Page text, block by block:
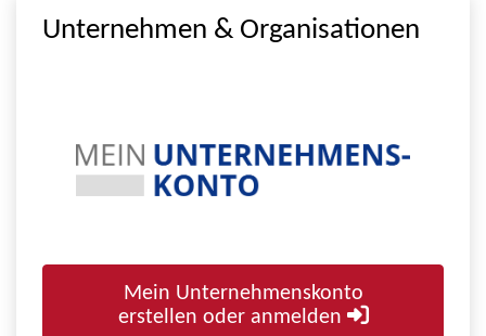
Unternehmen & Organisationen
Mein Unternehmenskonto
erstellen oder anmelden